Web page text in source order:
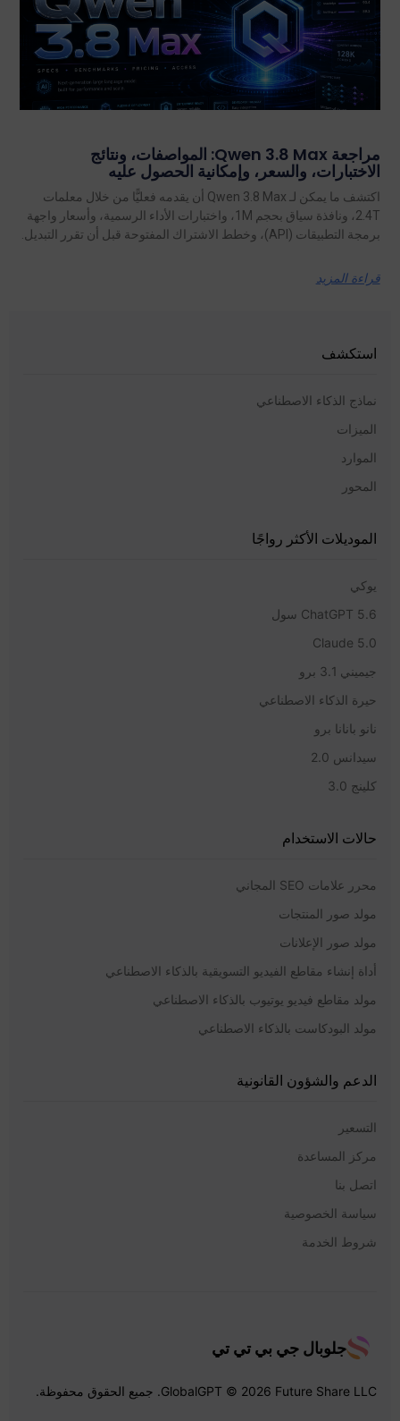
مراجعة Qwen 3.8 Max: المواصفات، ونتائج
الاختبارات، والسعر، وإمكانية الحصول عليه
اكتشف ما يمكن لـ Qwen 3.8 Max أن يقدمه فعليًّا من خلال معلمات
2.4T، ونافذة سياق بحجم 1M، واختبارات الأداء الرسمية، وأسعار واجهة
برمجة التطبيقات (API)، وخطط الاشتراك المفتوحة قبل أن تقرر التبديل.
قراءة المزيد
استكشف
نماذج الذكاء الاصطناعي
الميزات
الموارد
المحور
الموديلات الأكثر رواجًا
يوكي
ChatGPT 5.6 سول
Claude 5.0
جيميني 3.1 برو
حيرة الذكاء الاصطناعي
نانو بانانا برو
سيدانس 2.0
كلينج 3.0
حالات الاستخدام
محرر علامات SEO المجاني
مولد صور المنتجات
مولد صور الإعلانات
أداة إنشاء مقاطع الفيديو التسويقية بالذكاء الاصطناعي
مولد مقاطع فيديو يوتيوب بالذكاء الاصطناعي
مولد البودكاست بالذكاء الاصطناعي
الدعم والشؤون القانونية
التسعير
مركز المساعدة
اتصل بنا
سياسة الخصوصية
شروط الخدمة
جلوبال جي بي تي تي
GlobalGPT © 2026 Future Share LLC. جميع الحقوق محفوظة.